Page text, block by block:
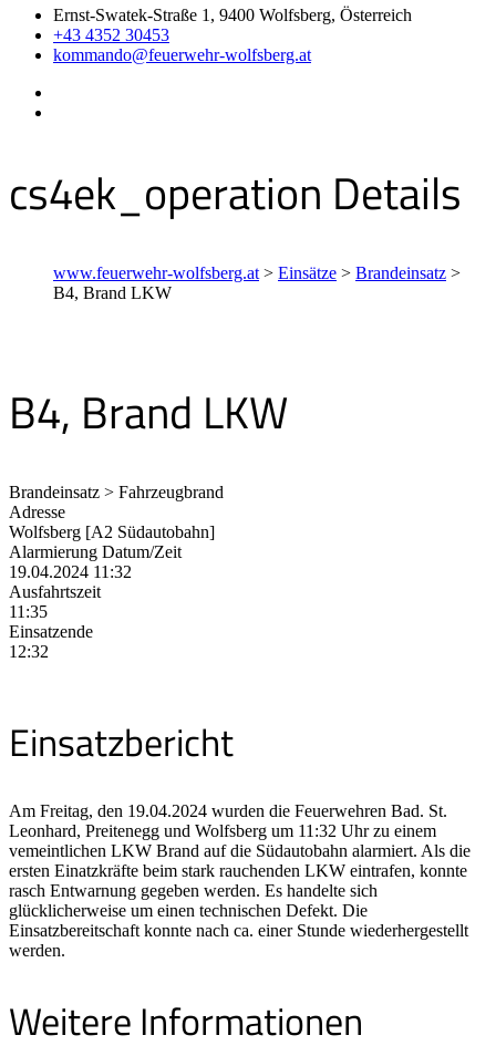
Ernst-Swatek-Straße 1, 9400 Wolfsberg, Österreich
+43 4352 30453
kommando@feuerwehr-wolfsberg.at
cs4ek_operation Details
www.feuerwehr-wolfsberg.at > Einsätze > Brandeinsatz >
B4, Brand LKW
B4, Brand LKW
Brandeinsatz > Fahrzeugbrand
Adresse
Wolfsberg [A2 Südautobahn]
Alarmierung Datum/Zeit
19.04.2024 11:32
Ausfahrtszeit
11:35
Einsatzende
12:32
Einsatzbericht
Am Freitag, den 19.04.2024 wurden die Feuerwehren Bad. St.
Leonhard, Preitenegg und Wolfsberg um 11:32 Uhr zu einem
vemeintlichen LKW Brand auf die Südautobahn alarmiert. Als die
ersten Einatzkräfte beim stark rauchenden LKW eintrafen, konnte
rasch Entwarnung gegeben werden. Es handelte sich
glücklicherweise um einen technischen Defekt. Die
Einsatzbereitschaft konnte nach ca. einer Stunde wiederhergestellt
werden.
Weitere Informationen